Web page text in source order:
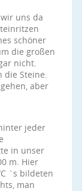
uns da
schöner
die großen
nicht.
die Steine.
aber
jeder
in unser
m. Hier
`s bildeten
man